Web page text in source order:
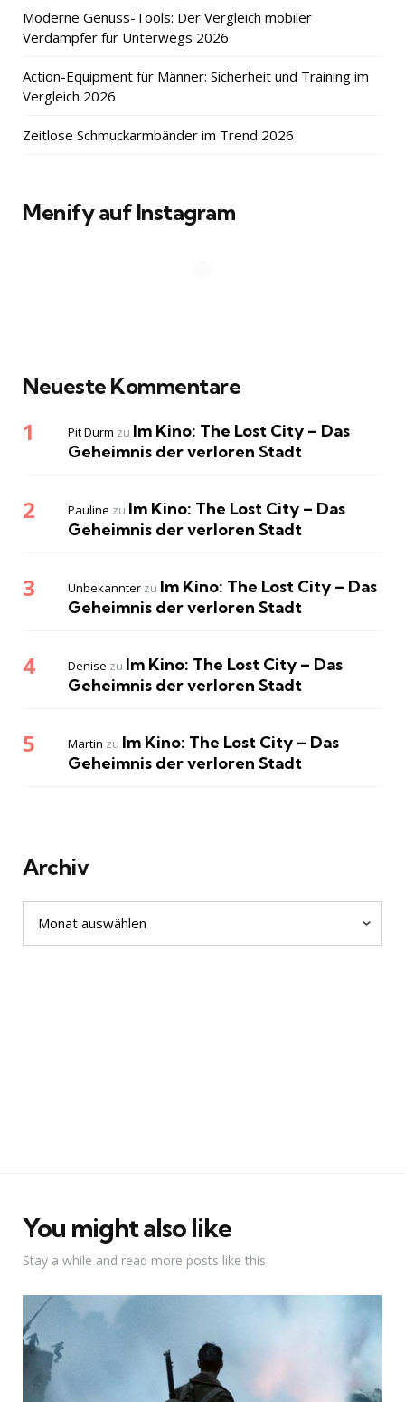
Moderne Genuss-Tools: Der Vergleich mobiler
Verdampfer für Unterwegs 2026
Action-Equipment für Männer: Sicherheit und Training im
Vergleich 2026
Zeitlose Schmuckarmbänder im Trend 2026
Menify auf Instagram
Neueste Kommentare
Pit Durm zu Im Kino: The Lost City – Das
Geheimnis der verloren Stadt
Pauline zu Im Kino: The Lost City – Das
Geheimnis der verloren Stadt
Unbekannter zu Im Kino: The Lost City – Das
Geheimnis der verloren Stadt
Denise zu Im Kino: The Lost City – Das
Geheimnis der verloren Stadt
Martin zu Im Kino: The Lost City – Das
Geheimnis der verloren Stadt
Archiv
You might also like
Stay a while and read more posts like this